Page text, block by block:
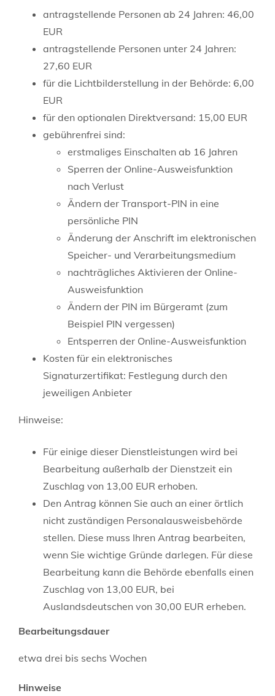
antragstellende Personen ab 24 Jahren: 46,00
EUR
antragstellende Personen unter 24 Jahren:
27,60 EUR
für die Lichtbilderstellung in der Behörde: 6,00
EUR
für den optionalen Direktversand: 15,00 EUR
gebührenfrei sind:
erstmaliges Einschalten ab 16 Jahren
Sperren der Online-Ausweisfunktion
nach Verlust
Ändern der Transport-PIN in eine
persönliche PIN
Änderung der Anschrift im elektronischen
Speicher- und Verarbeitungsmedium
nachträgliches Aktivieren der Online-
Ausweisfunktion
Ändern der PIN im Bürgeramt (zum
Beispiel PIN vergessen)
Entsperren der Online-Ausweisfunktion
Kosten für ein elektronisches
Signaturzertifikat: Festlegung durch den
jeweiligen Anbieter
Hinweise:
Für einige dieser Dienstleistungen wird bei
Bearbeitung außerhalb der Dienstzeit ein
Zuschlag von 13,00 EUR erhoben.
Den Antrag können Sie auch an einer örtlich
nicht zuständigen Personalausweisbehörde
stellen. Diese muss Ihren Antrag bearbeiten,
wenn Sie wichtige Gründe darlegen. Für diese
Bearbeitung kann die Behörde ebenfalls einen
Zuschlag von 13,00 EUR, bei
Auslandsdeutschen von 30,00 EUR erheben.
Bearbeitungsdauer
etwa drei bis sechs Wochen
Hinweise